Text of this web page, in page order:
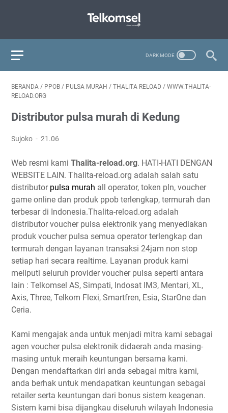
BERANDA / PPOB / PULSA MURAH / THALITA RELOAD / WWW.THALITA-
RELOAD.ORG
Distributor pulsa murah di Kedung
Sujoko 21.06
Web resmi kami Thalita-reload.org. HATI-HATI DENGAN
WEBSITE LAIN. Thalita-reload.org adalah salah satu
distributor pulsa murah all operator, token pln, voucher
game online dan produk ppob terlengkap, termurah dan
terbesar di Indonesia.Thalita-reload.org adalah
distributor voucher pulsa elektronik yang menyediakan
produk voucher pulsa semua operator terlengkap dan
termurah dengan layanan transaksi 24jam non stop
setiap hari secara realtime. Layanan produk kami
meliputi seluruh provider voucher pulsa seperti antara
lain : Telkomsel AS, Simpati, Indosat IM3, Mentari, XL,
Axis, Three, Telkom Flexi, Smartfren, Esia, StarOne dan
Ceria.
Kami mengajak anda untuk menjadi mitra kami sebagai
agen voucher pulsa elektronik didaerah anda masing-
masing untuk meraih keuntungan bersama kami.
Dengan mendaftarkan diri anda sebagai mitra kami,
anda berhak untuk mendapatkan keuntungan sebagai
retailer serta keuntungan dari bonus sistem keagenan.
Sistem kami bisa dijangkau diseluruh wilayah Indonesia